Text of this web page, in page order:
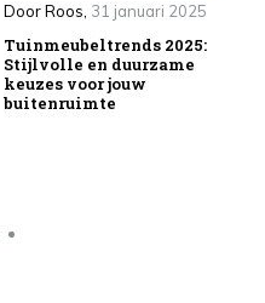
DoorRoos, 31 januari 2025
Tuinmeubeltrends 2025:
Stijlvolle en duurzame
keuzes voor jouw
buitenruimte